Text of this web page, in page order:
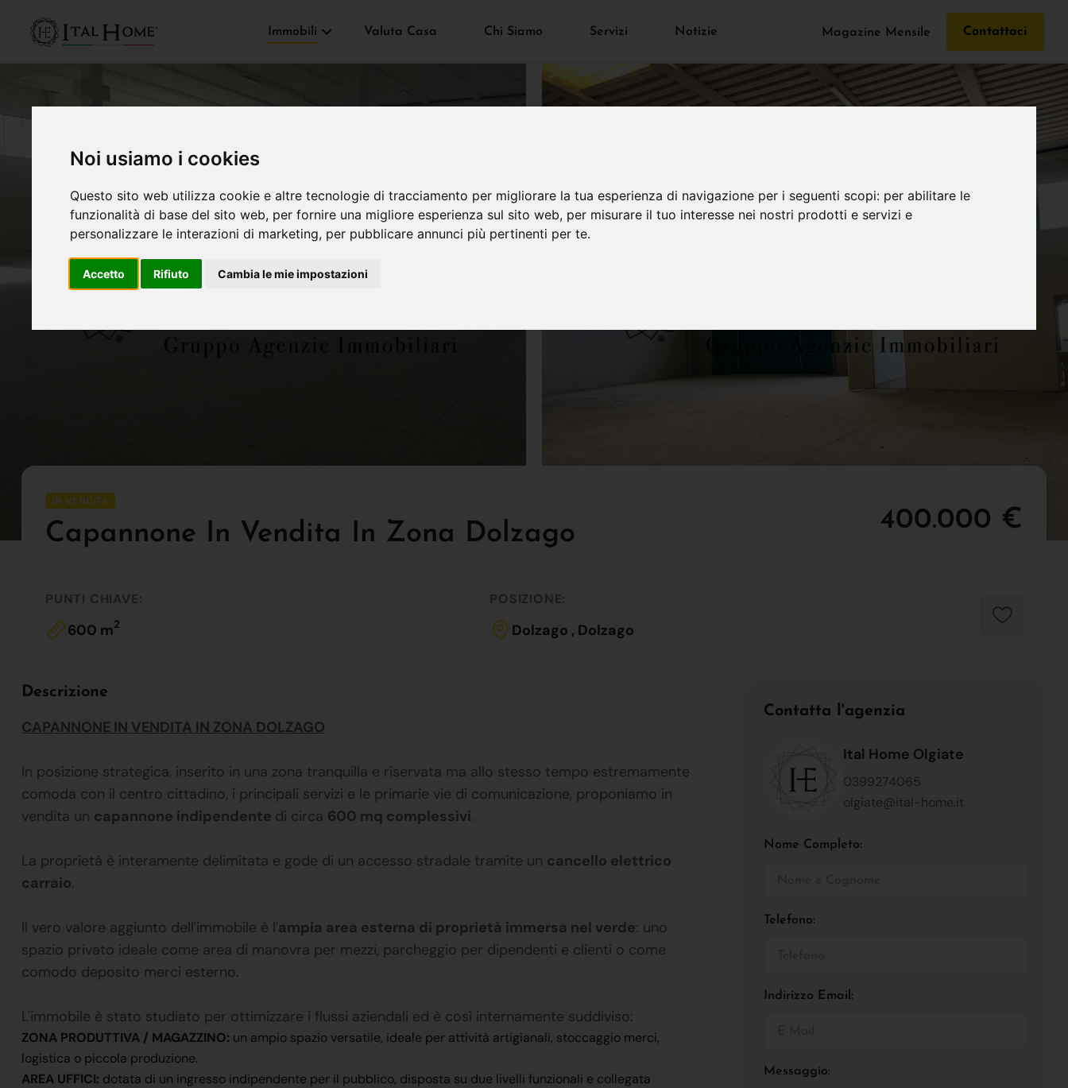
Noi usiamo i cookies
Questo sito web utilizza cookie e altre tecnologie di tracciamento per migliorare la tua esperienza di navigazione per i seguenti scopi: per abilitare le
funzionalità di base del sito web, per fornire una migliore esperienza sul sito web, per misurare il tuo interesse nei nostri prodotti e servizi e
personalizzare le interazioni di marketing, per pubblicare annunci più pertinenti per te.
Accetto Rifiuto Cambia le mie impostazioni
Immobili Valuta Casa Chi Siamo Servizi Notizie Magazine Mensile Contattaci
IN VENDITA
Capannone In Vendita In Zona Dolzago 400.000 €
PUNTI CHIAVE:
600 m2
POSIZIONE:
Dolzago , Dolzago
Descrizione
CAPANNONE IN VENDITA IN ZONA DOLZAGO
In posizione strategica, inserito in una zona tranquilla e riservata ma allo stesso tempo estremamente
comoda con il centro cittadino, i principali servizi e le primarie vie di comunicazione, proponiamo in
vendita un capannone indipendente di circa 600 mq complessivi.
La proprietà è interamente delimitata e gode di un accesso stradale tramite un cancello elettrico
carraio.
Il vero valore aggiunto dell'immobile è l'ampia area esterna di proprietà immersa nel verde: uno
spazio privato ideale come area di manovra per mezzi, parcheggio per dipendenti e clienti o come
comodo deposito merci esterno.
L'immobile è stato studiato per ottimizzare i flussi aziendali ed è così internamente suddiviso:
ZONA PRODUTTIVA / MAGAZZINO: un ampio spazio versatile, ideale per attività artigianali, stoccaggio merci,
logistica o piccola produzione.
AREA UFFICI: dotata di un ingresso indipendente per il pubblico, disposta su due livelli funzionali e collegata
Contatta l'agenzia
Ital Home Olgiate
0399274065
olgiate@ital-home.it
Nome Completo:
Telefono:
Indirizzo Email:
Messaggio: